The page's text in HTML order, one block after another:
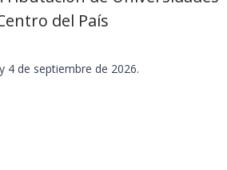
del País
4 de septiembre de 2026.